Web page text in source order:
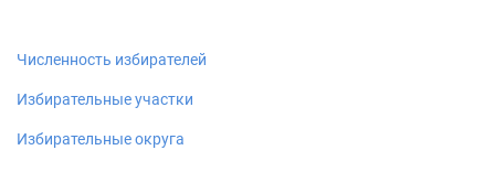
Численность избирателей
Избирательные участки
Избирательные округа